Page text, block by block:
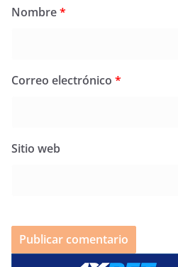
Nombre*
Correo electrónico *
Sitio web